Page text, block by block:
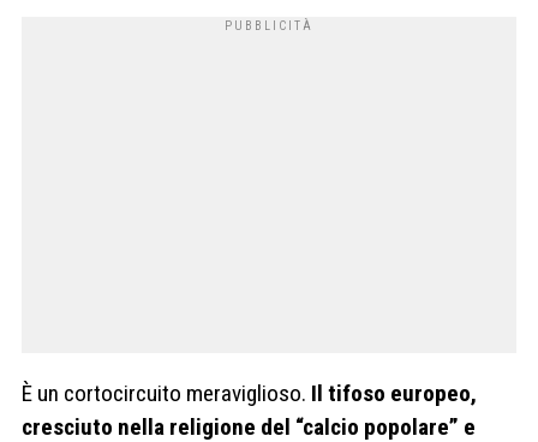
È un cortocircuito meraviglioso. Il tifoso europeo,
cresciuto nella religione del “calcio popolare” e